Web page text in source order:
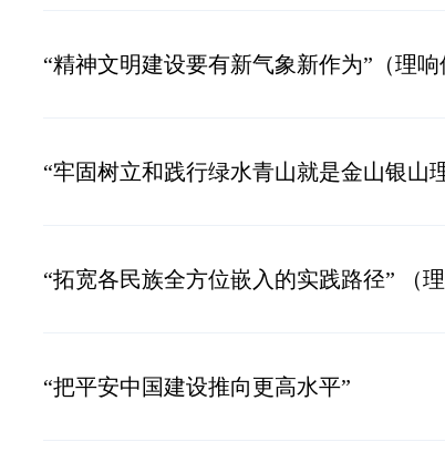
“精神文明建设要有新气象新作为”（理响
“牢固树立和践行绿水青山就是金山银山
“拓宽各民族全方位嵌入的实践路径” （理
“把平安中国建设推向更高水平”